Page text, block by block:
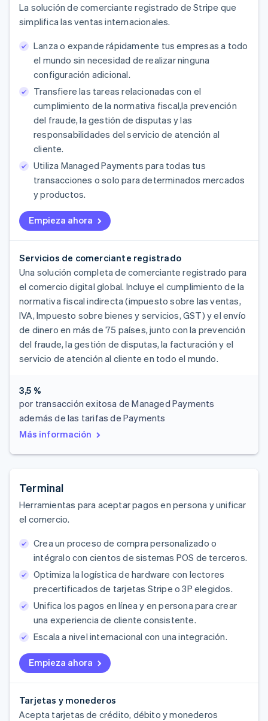
La solución de comerciante registrado de Stripe que
simplifica las ventas internacionales.
Empieza ahora
Lanza o expande rápidamente tus empresas a todo
el mundo sin necesidad de realizar ninguna
configuración adicional.
Transfiere las tareas relacionadas con el
cumplimiento de la normativa fiscal,la prevención
del fraude, la gestión de disputas y las
responsabilidades del servicio de atención al
cliente.
Utiliza Managed Payments para todas tus
transacciones o solo para determinados mercados
y productos.
Servicios de comerciante registrado
Una solución completa de comerciante registrado para
el comercio digital global. Incluye el cumplimiento de la
normativa fiscal indirecta (impuesto sobre las ventas,
IVA, Impuesto sobre bienes y servicios, GST) y el envío
de dinero en más de 75 países, junto con la prevención
del fraude, la gestión de disputas, la facturación y el
servicio de atención al cliente en todo el mundo.
3,5 %
por transacción exitosa de Managed Payments
además de las tarifas de Payments
Más información
Terminal
Herramientas para aceptar pagos en persona y unificar
el comercio.
Empieza ahora
Crea un proceso de compra personalizado o
intégralo con cientos de sistemas POS de terceros.
Optimiza la logística de hardware con lectores
precertificados de tarjetas Stripe o 3P elegidos.
Unifica los pagos en línea y en persona para crear
una experiencia de cliente consistente.
Escala a nivel internacional con una integración.
Tarjetas y monederos
Acepta tarjetas de crédito, débito y monederos